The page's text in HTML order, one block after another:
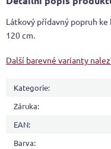
Látkový přídavný popruh ke
120 cm.
Další barevné varianty
Kategorie:
Záruka:
EAN:
Barva: